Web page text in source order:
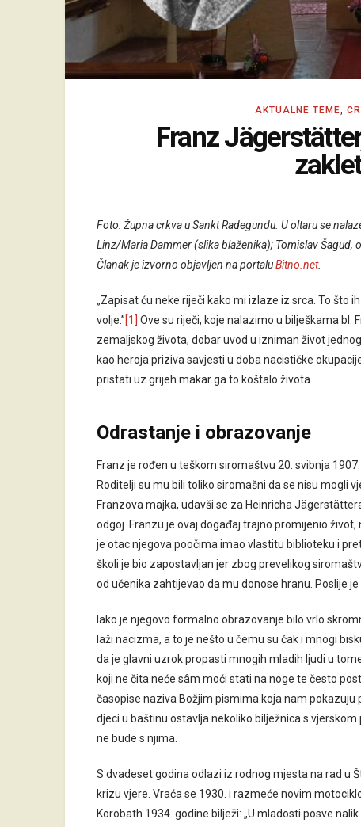
AKTUALNE TEME,
Franz
Foto: Župna crkva u Sankt Radegundu. U oltaru se
Linz/Maria Dammer (slika blaženika); Tomislav Šagud,
Članak je izvorno objavljen na portaluBitno.net.
„Zapisat ću neke riječi kako mi izlaze iz srca. To što
volje.”[1] Ove su riječi, koje nalazimo u bilješkama
zemaljskog života, dobar uvod u izniman život
kao heroja priziva savjesti u doba nacističke
pristati uz grijeh makar ga to koštalo života.
Odrastanje i obrazovanje
Franz je rođen u teškom siromaštvu 20. svibnja
Roditelji su mu bili toliko siromašni da se nisu mogli
Franzova majka, udavši se za Heinricha
odgoj. Franzu je ovaj događaj trajno promijenio
je otac njegova poočima imao vlastitu biblioteku i
školi je bio zapostavljan jer zbog prevelikog
od učenika zahtijevao da mu donose hranu. Poslije
Iako je njegovo formalno obrazovanje bilo vrlo
laži nacizma, a to je nešto u čemu su čak i mnogi
da je glavni uzrok propasti mnogih mladih ljudi u
koji ne čita neće sâm moći stati na noge te često
časopise naziva Božjim pismima koja nam pokazuju
djeci u baštinu ostavlja nekoliko bilježnica s
ne bude s njima.
S dvadeset godina odlazi iz rodnog mjesta na rad u
krizu vjere. Vraća se 1930. i razmeće novim
Korobath 1934. godine bilježi: „U mladosti posve